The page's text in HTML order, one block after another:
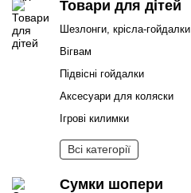
Товари для дітей
Шезлонги, крісла-гойдалки
Вігвам
Підвісні гойдалки
Аксесуари для коляски
Ігрові килимки
Всі категорії
Сумки шопери